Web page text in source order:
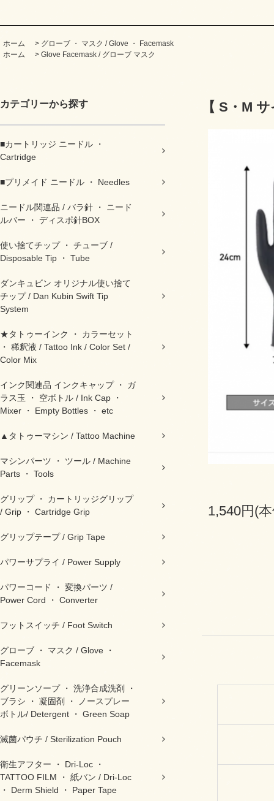
ホーム > グローブ ・ マスク / Glove ・ Facemask
ホーム
> Glove Facemask / グローブ マスク
カテゴリーから探す
■カートリッジ ニードル ・
Cartridge
■プリメイド ニードル ・ Needles
ニードル関連品 / バラ針 ・ ニード
ルバー ・ ディスポ針BOX
使い捨てチップ ・ チューブ /
Disposable Tip ・ Tube
ダンキュビン オリジナル使い捨て
チップ / Dan Kubin Swift Tip
System
★タトゥーインク ・ カラーセット
・ 稀釈液 / Tattoo Ink / Color Set /
Color Mix
インク関連品 インクキャップ ・ ガ
ラス玉 ・ 空ボトル / Ink Cap ・
Mixer ・ Empty Bottles ・ etc
▲タトゥーマシン / Tattoo Machine
マシンパーツ ・ ツール / Machine
Parts ・ Tools
グリップ ・ カートリッジグリップ
/ Grip ・ Cartridge Grip
グリップテープ / Grip Tape
パワーサプライ / Power Supply
パワーコード ・ 変換パーツ /
Power Cord ・ Converter
フットスイッチ / Foot Switch
グローブ ・ マスク / Glove ・
Facemask
グリーンソープ ・ 洗浄合成洗剤 ・
ブラシ ・ 凝固剤 ・ ノースプレー
ボトル/ Detergent ・ Green Soap
滅菌パウチ / Sterilization Pouch
衛生アフター ・ Dri-Loc ・
TATTOO FILM ・ 紙バン / Dri-Loc
・ Derm Shield ・ Paper Tape
【 S・M
1,540円(